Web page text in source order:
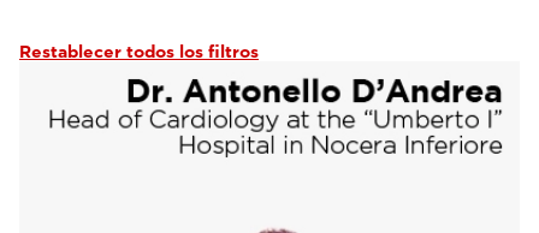
Restablecer todos los filtros